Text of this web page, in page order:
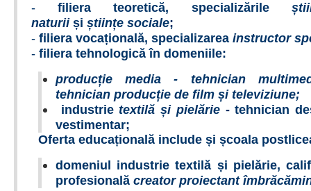
-filiera teoretică, specializările
naturiiși științe sociale;
- filiera vocațională, specializarea instructor
- filiera tehnologică în domeniile:
producție media - tehnician
tehnician producție de film și televiziune;
industrietextilă și pielărie- tehnician
vestimentar;
Oferta educațională include și școala
domeniul industrie textilă și pielărie,
profesională creator proiectant